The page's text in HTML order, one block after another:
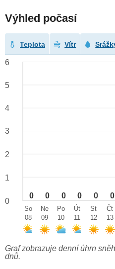
Výhled počasí
Teplota Vítr
0 0 0 0 0 0
6
5
4
3
2
1
0
So
08
Ne
09
Po
10
Út
11
St
12
Čt
13
Graf zobrazuje denní úhrn
dnů.